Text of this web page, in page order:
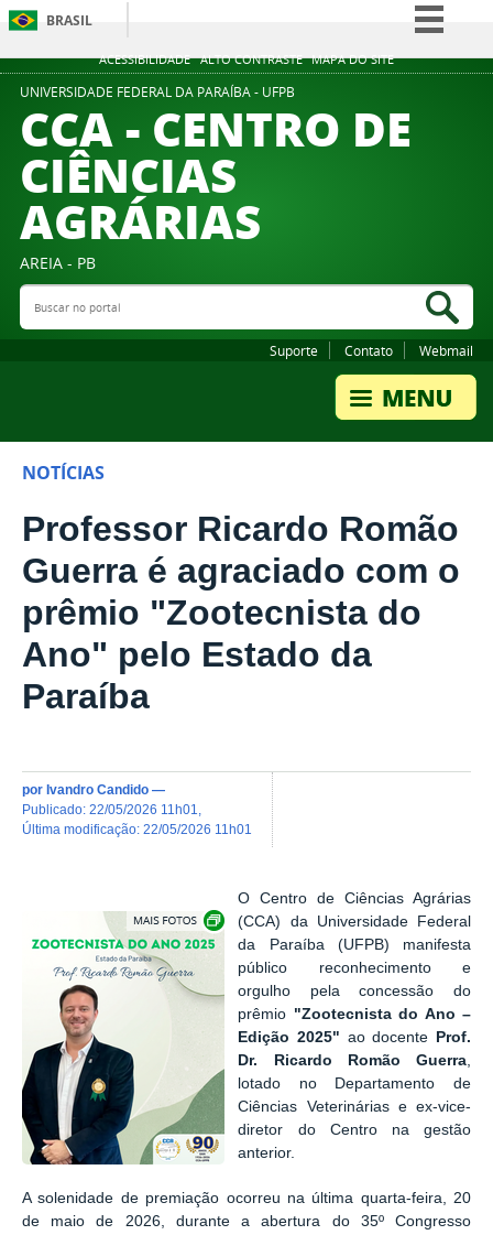
ACESSIBILIDADE ALTO CONTRASTE MAPA DO SITE
BRASIL
Simplifique!
Participe
UNIVERSIDADE FEDERAL DA PARAÍBA - UFPB
CCA - CENTRO DE
CIÊNCIAS
AGRÁRIAS
AREIA - PB
Buscar no portal
Suporte Contato Webmail
NOTÍCIAS
Professor Ricardo Romão
Guerra é agraciado com o
prêmio "Zootecnista do
Ano" pelo Estado da
Paraíba
por Ivandro Candido —
publicado: 22/05/2026 11h01
última modificação: 22/05/2026 11h01
Exibir carrossel de imagens
O Centro de Ciências Agrárias
(CCA) da Universidade Federal
da Paraíba (UFPB) manifesta
público reconhecimento e
orgulho pela concessão do
prêmio "Zootecnista do Ano –
Edição 2025" ao docente
Prof.
Dr. Ricardo Romão Guerra
lotado no Departamento de
Ciências Veterinárias e ex-vice-
diretor do Centro na gestão
anterior.
A solenidade de premiação ocorreu na última quarta-feira, 20
de maio de 2026, durante a abertura do 35º Congresso